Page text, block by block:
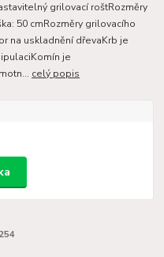
grilovací roštRozměry
50 cmRozměry grilovacího
na uskladnění dřevaKrb je
je
celý popis